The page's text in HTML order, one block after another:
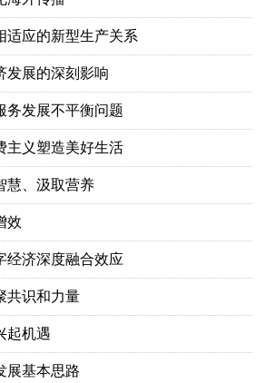
适应的新型生产关系
发展的深刻影响
务发展不平衡问题
主义塑造美好生活
慧、汲取营养
效
经济深度融合效应
共识和力量
起机遇
展基本思路